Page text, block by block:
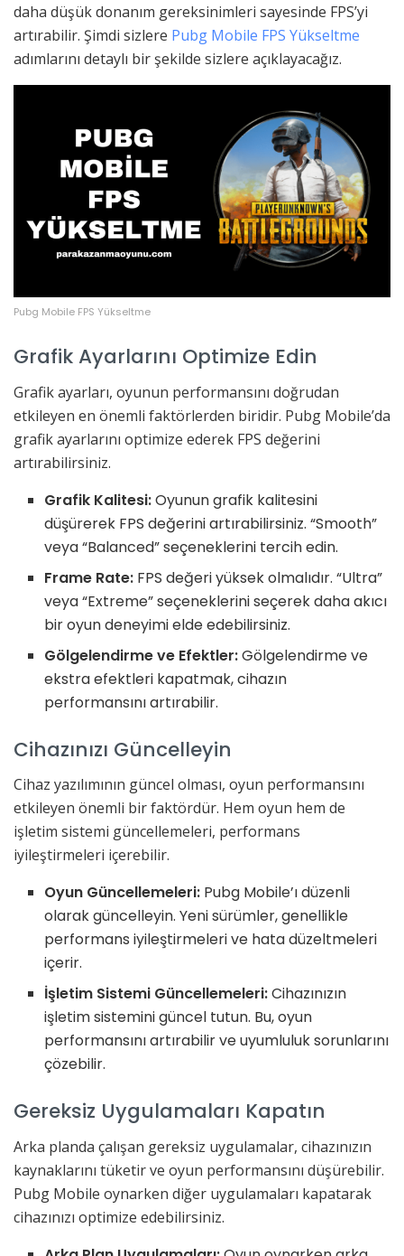
daha düşük donanım gereksinimleri sayesinde FPS’yi
artırabilir. Şimdi sizlere Pubg Mobile FPS Yükseltme
adımlarını detaylı bir şekilde sizlere açıklayacağız.
Pubg Mobile FPS Yükseltme
Grafik Ayarlarını Optimize Edin
Grafik ayarları, oyunun performansını doğrudan
etkileyen en önemli faktörlerden biridir. Pubg Mobile’da
grafik ayarlarını optimize ederek FPS değerini
artırabilirsiniz.
Grafik Kalitesi:Oyunun grafik kalitesini
düşürerek FPS değerini artırabilirsiniz. “Smooth”
veya “Balanced” seçeneklerini tercih edin.
Frame Rate: FPS değeri yüksek olmalıdır. “Ultra”
veya “Extreme” seçeneklerini seçerek daha akıcı
bir oyun deneyimi elde edebilirsiniz.
Gölgelendirme ve Efektler:Gölgelendirme ve
ekstra efektleri kapatmak, cihazın
performansını artırabilir.
Cihazınızı Güncelleyin
Cihaz yazılımının güncel olması, oyun performansını
etkileyen önemli bir faktördür. Hem oyun hem de
işletim sistemi güncellemeleri, performans
iyileştirmeleri içerebilir.
Oyun Güncellemeleri: Pubg Mobile’ı düzenli
olarak güncelleyin. Yeni sürümler, genellikle
performans iyileştirmeleri ve hata düzeltmeleri
içerir.
İşletim Sistemi Güncellemeleri:Cihazınızın
işletim sistemini güncel tutun. Bu, oyun
performansını artırabilir ve uyumluluk sorunlarını
çözebilir.
Gereksiz Uygulamaları Kapatın
Arka planda çalışan gereksiz uygulamalar, cihazınızın
kaynaklarını tüketir ve oyun performansını düşürebilir.
Pubg Mobile oynarken diğer uygulamaları kapatarak
cihazınızı optimize edebilirsiniz.